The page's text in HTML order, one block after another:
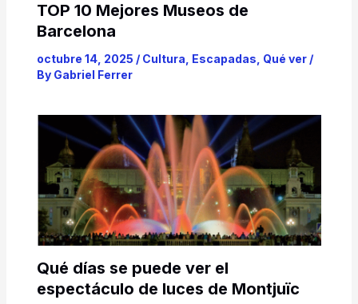
TOP 10 Mejores Museos de
Barcelona
octubre 14, 2025 / Cultura, Escapadas, Qué ver/
By Gabriel Ferrer
Qué días se puede ver el
espectáculo de luces de Montjuïc